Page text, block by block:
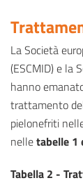
La Società
(ESCMID) e la
hanno
trattamento
pielonefriti
nelletabelle 1
Tabella 2 -